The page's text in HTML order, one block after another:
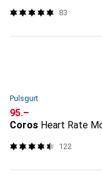
83
Pulsgurt
CHF
95.–
Coros Heart Rate
122